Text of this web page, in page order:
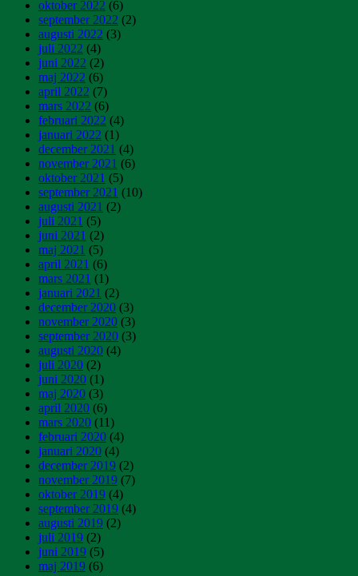
oktober 2022 (6)
september 2022 (2)
augusti 2022 (3)
juli 2022 (4)
juni 2022 (2)
maj 2022 (6)
april 2022 (7)
mars 2022 (6)
februari 2022 (4)
januari 2022 (1)
december 2021 (4)
november 2021 (6)
oktober 2021 (5)
september 2021 (10)
augusti 2021 (2)
juli 2021 (5)
juni 2021 (2)
maj 2021 (5)
april 2021 (6)
mars 2021 (1)
januari 2021 (2)
december 2020 (3)
november 2020 (3)
september 2020 (3)
augusti 2020 (4)
juli 2020 (2)
juni 2020 (1)
maj 2020 (3)
april 2020 (6)
mars 2020 (11)
februari 2020 (4)
januari 2020 (4)
december 2019 (2)
november 2019 (7)
oktober 2019 (4)
september 2019 (4)
augusti 2019 (2)
juli 2019 (2)
juni 2019 (5)
maj 2019 (6)